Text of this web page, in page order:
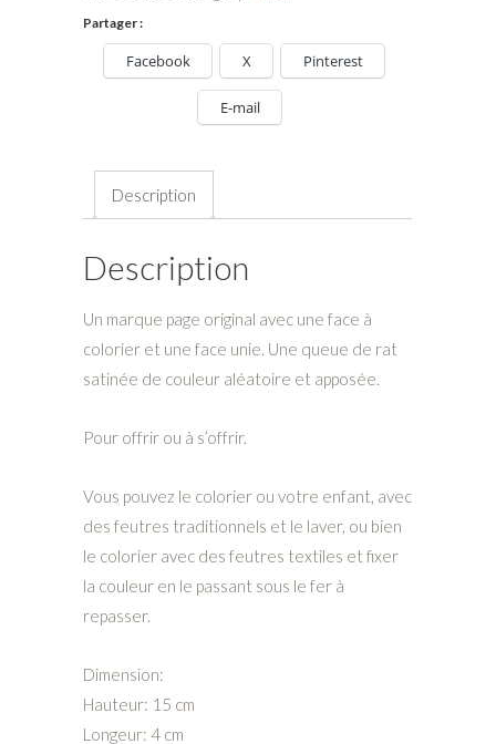
Partager :
Facebook X Pinterest
E-mail
Description
Description
Un marque page original avec une face à
colorier et une face unie. Une queue de rat
satinée de couleur aléatoire et apposée.
Pour offrir ou à s’offrir.
Vous pouvez le colorier ou votre enfant, avec
des feutres traditionnels et le laver, ou bien
le colorier avec des feutres textiles et fixer
la couleur en le passant sous le fer à
repasser.
Dimension:
Hauteur: 15 cm
Longeur: 4 cm